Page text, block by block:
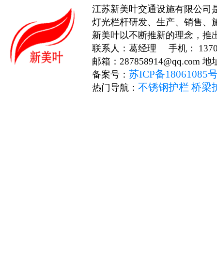
江苏新美叶交通设施有限公司
灯光栏杆研发、生产、销售、
新美叶以不断推新的理念，推
联系人：葛经理 手机：
邮箱：287858914@qq.com
备案号： 苏ICP备18061085
热门导航： 不锈钢护栏 桥梁